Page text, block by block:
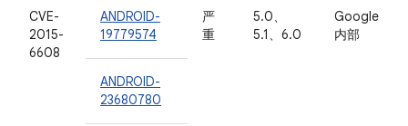
CVE-
2015-
6608
ANDROID-
19779574
严
重
5.0、
5.1、6.0
Google
内部
ANDROID-
23680780